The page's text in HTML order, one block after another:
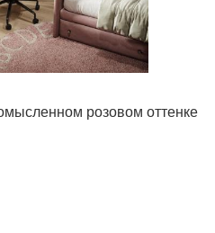
розовом оттенке